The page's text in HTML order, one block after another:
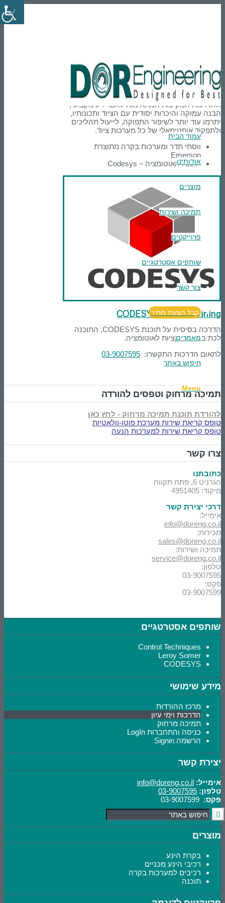
עמוד הבית
אודותינו
מוצרים
תמיכה ושירות
פרוייקטים
שותפים אסטרטגיים
צור קשר
קבל הצעת מחיר
מאמרים
חיפוש באתר
Menu
הדרכות וימי עיון
פתרונות חכמים מיועדים ללקוחות מקצועיים. לכן
אנו מקפידים לעדכן את לקוחותינו בכל מוצר
וטכנולוגיה חדשניים ומוודאים כי הם יקבלו את
ההדרכות המקיפות המתאימות להם. ידע מקצועי,
הבנה עמוקה והיכרות יסודית עם הציוד ותכונותיו,
יתרמו עוד יותר לשיפור התפוקה, לייעול תהליכים
ולתפקוד אופטימאלי של כל מערכות ציוד.
ווסתי תדר ומערכות בקרה מתוצרת
Emerson
תוכנת האוטומציה – Codesys
CODESYS – Basic training
הדרכה בסיסית על תוכנת CODESYS, התוכנה
לכתיבת אפליקציות לאוטומציה.
לתאום הדרכות התקשרו: 03-9007595
תמיכה מרחוק וטפסים להורדה
להורדת תוכנת תמיכה מרחוק - לחץ כאן
טופס קריאת שירות מערכת פוטו-וולאטיות
טופס קריאת שירות למערכות הנעה
צרו קשר
כתובתנו
הגרניט 6, פתח תקווה
מיקוד: 4951405
דרכי יצירת קשר
אימייל:
info@doreng.co.il
מכירות:
sales@doreng.co.il
תמיכה ושירות:
service@doreng.co.il
טלפון:
03-9007595
פקס:
03-9007599
שותפים אסטרטגיים
Control Techniques
Leroy Somer
CODESYS
מידע שימושי
מרכז ההורדות
הדרכות וימי עיון
תמיכה מרחוק
כניסה והתחברות LogIn
הרשמה Signin
יצירת קשר
אימייל: info@doreng.co.il
טלפון: 03-9007595
פקס:
מוצרים
בקרת הינע
רכיבי הינע מכניים
רכיבים למערכות בקרה
תוכנה